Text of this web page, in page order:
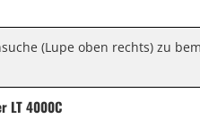
(Lupe oben rechts) zu
LT 4000C